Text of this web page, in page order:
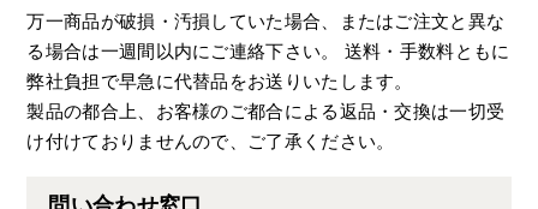
万一商品が破損・汚損していた場合、またはご注文と異な
る場合は一週間以内にご連絡下さい。 送料・手数料ともに
弊社負担で早急に代替品をお送りいたします。
製品の都合上、お客様のご都合による返品・交換は一切受
け付けておりませんので、ご了承ください。